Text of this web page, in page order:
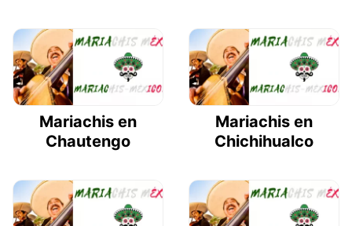
Mariachis en
Chautengo
Mariachis en
Chichihualco